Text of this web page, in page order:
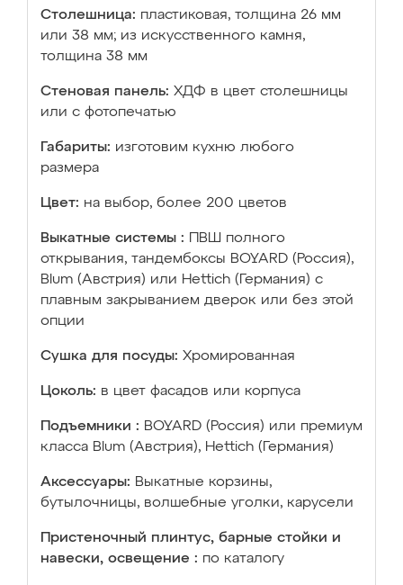
Столешница: пластиковая, толщина 26 мм
или 38 мм; из искусственного камня,
толщина 38 мм
Стеновая панель: ХДФ в цвет столешницы
или с фотопечатью
Габариты: изготовим кухню любого
размера
Цвет: на выбор, более 200 цветов
Выкатные системы :
ПВШ полного
открывания, тандембоксы BOYARD (Россия),
Blum (Австрия) или Hettich (Германия) с
плавным закрыванием дверок или без этой
опции
Сушка для посуды: Хромированная
Цоколь: в цвет фасадов или корпуса
Подъемники : BOYARD (Россия) или премиум
класса Blum (Австрия), Hettich (Германия)
Аксессуары: Выкатные корзины,
бутылочницы, волшебные уголки, карусели
Пристеночный плинтус, барные стойки и
навески, освещение : по каталогу